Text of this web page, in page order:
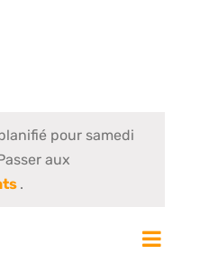
pour samedi
aux
.
Jour